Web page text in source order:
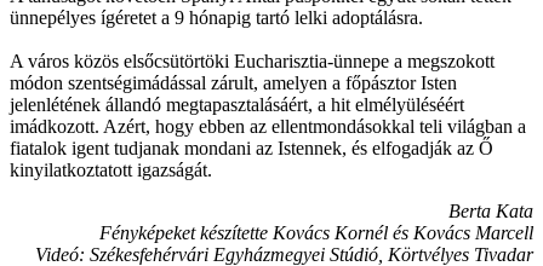
ünnepélyes ígéretet a 9 hónapig tartó lelki adoptálásra.
A város közös elsőcsütörtöki Eucharisztia-ünnepe a megszokott
módon szentségimádással zárult, amelyen a főpásztor Isten
jelenlétének állandó megtapasztalásáért, a hit elmélyüléséért
imádkozott. Azért, hogy ebben az ellentmondásokkal teli világban a
fiatalok igent tudjanak mondani az Istennek, és elfogadják az Ő
kinyilatkoztatott igazságát.
Berta Kata
Fényképeket készítette Kovács Kornél és Kovács Marcell
Videó: Székesfehérvári Egyházmegyei Stúdió, Körtvélyes Tivadar